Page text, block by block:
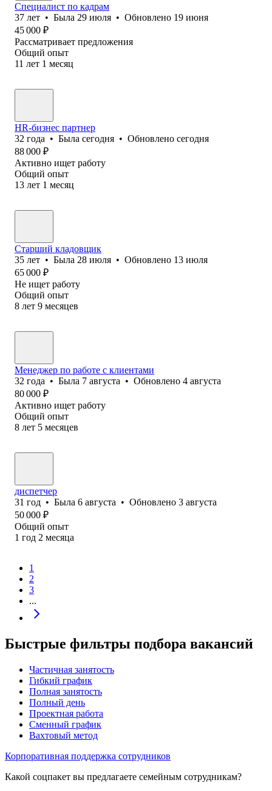
Специалист по кадрам
37 лет • Была 29 июля • Обновлено 19 июня
45 000 ₽
Рассматривает предложения
Общий опыт
11 лет 1 месяц
HR-бизнес партнер
32 года • Была сегодня • Обновлено сегодня
88 000 ₽
Активно ищет работу
Общий опыт
13 лет 1 месяц
Старший кладовщик
35 лет • Была 28 июля • Обновлено 13 июля
65 000 ₽
Не ищет работу
Общий опыт
8 лет 9 месяцев
Менеджер по работе с клиентами
32 года • Была 7 августа • Обновлено 4 августа
80 000 ₽
Активно ищет работу
Общий опыт
8 лет 5 месяцев
диспетчер
31 год • Была 6 августа • Обновлено 3 августа
50 000 ₽
Общий опыт
1 год 2 месяца
1
2
3
...
Быстрые фильтры подбора вакансий
Частичная занятость
Гибкий график
Полная занятость
Полный день
Проектная работа
Сменный график
Вахтовый метод
Корпоративная поддержка сотрудников
Какой соцпакет вы предлагаете семейным сотрудникам?